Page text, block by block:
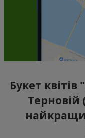
Букет
Терновій